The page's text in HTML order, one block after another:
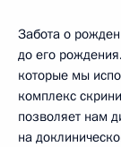
Забота о
до его
которые мы
комплекс
позволяет нам
на